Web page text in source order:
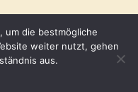
um die bestmögliche
weiter nutzt, gehen
aus.